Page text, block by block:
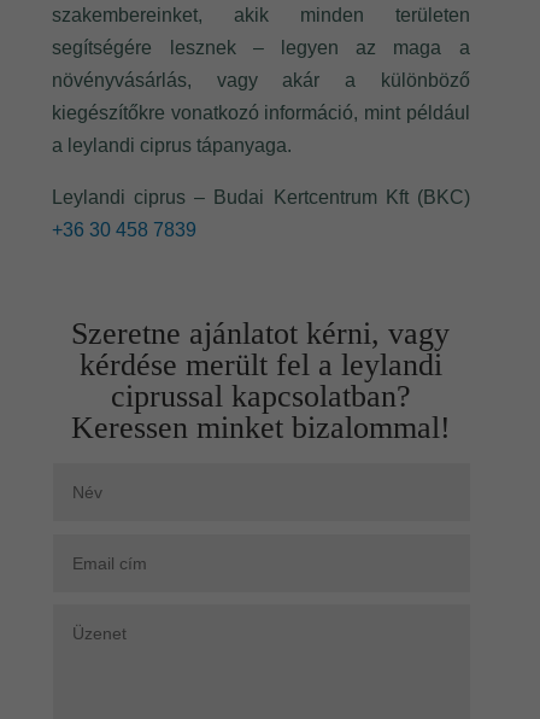
szakembereinket, akik minden területen
segítségére lesznek – legyen az maga a
növényvásárlás, vagy akár a különböző
kiegészítőkre vonatkozó információ, mint például
a leylandi ciprus tápanyaga.
Leylandi ciprus – Budai Kertcentrum Kft (BKC)
+36 30 458 7839
Szeretne ajánlatot kérni, vagy
kérdése merült fel a leylandi
ciprussal kapcsolatban?
Keressen minket bizalommal!